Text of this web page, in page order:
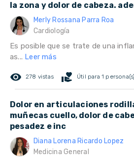
la zona y dolor de cabeza.
Merly Rossana Parra Roa
Cardiología
Es posible que se trate de una
as... Leer más
remove_red_eye 278 vistas volunteer_activism Útil para 1 persona(s)
Dolor en articulaciones
muñecas cuello, dolor de
pesadez e inc
Diana Lorena Ricardo Lopez
Medicina General